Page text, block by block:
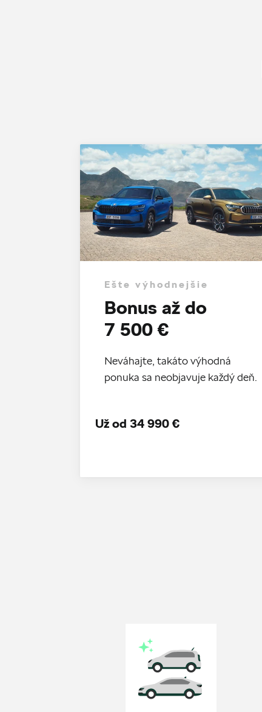
Ešte výhodnejšie
Bonus až do
7 500 €
Neváhajte, takáto výhodná
ponuka sa neobjavuje každý deň.
Už od 34 990 €